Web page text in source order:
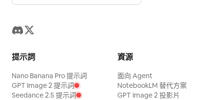
提示詞
Nano Banana Pro 提示詞
GPT Image 2 提示詞
Seedance 2.5 提示詞
資源
面向 Agent
NotebookLM 替代方案
GPT Image 2 投影片